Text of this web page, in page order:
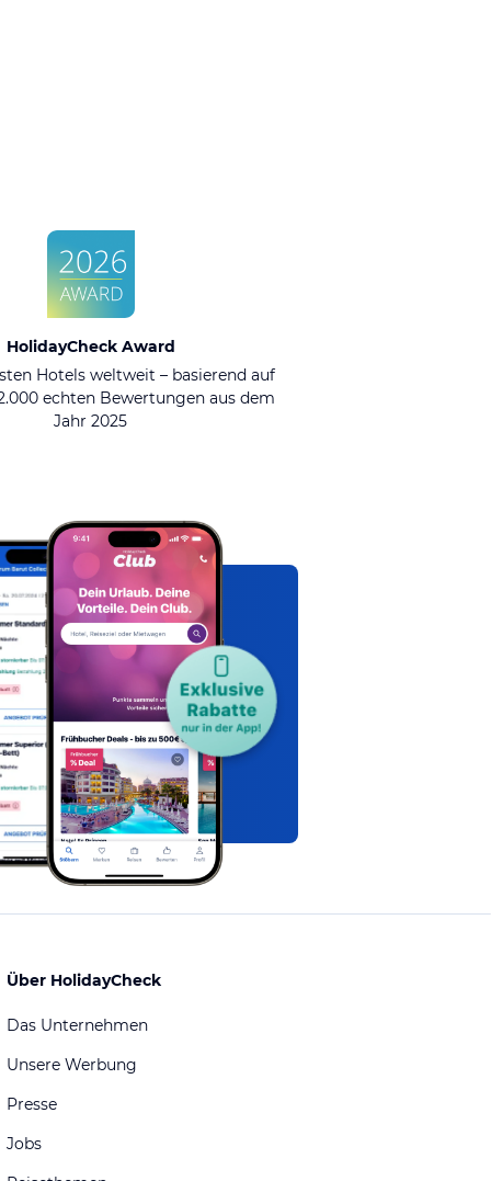
HolidayCheck Award
Hotels weltweit – basierend auf
echten Bewertungen aus dem
Jahr 2025
Über HolidayCheck
Das Unternehmen
Unsere Werbung
Presse
Jobs